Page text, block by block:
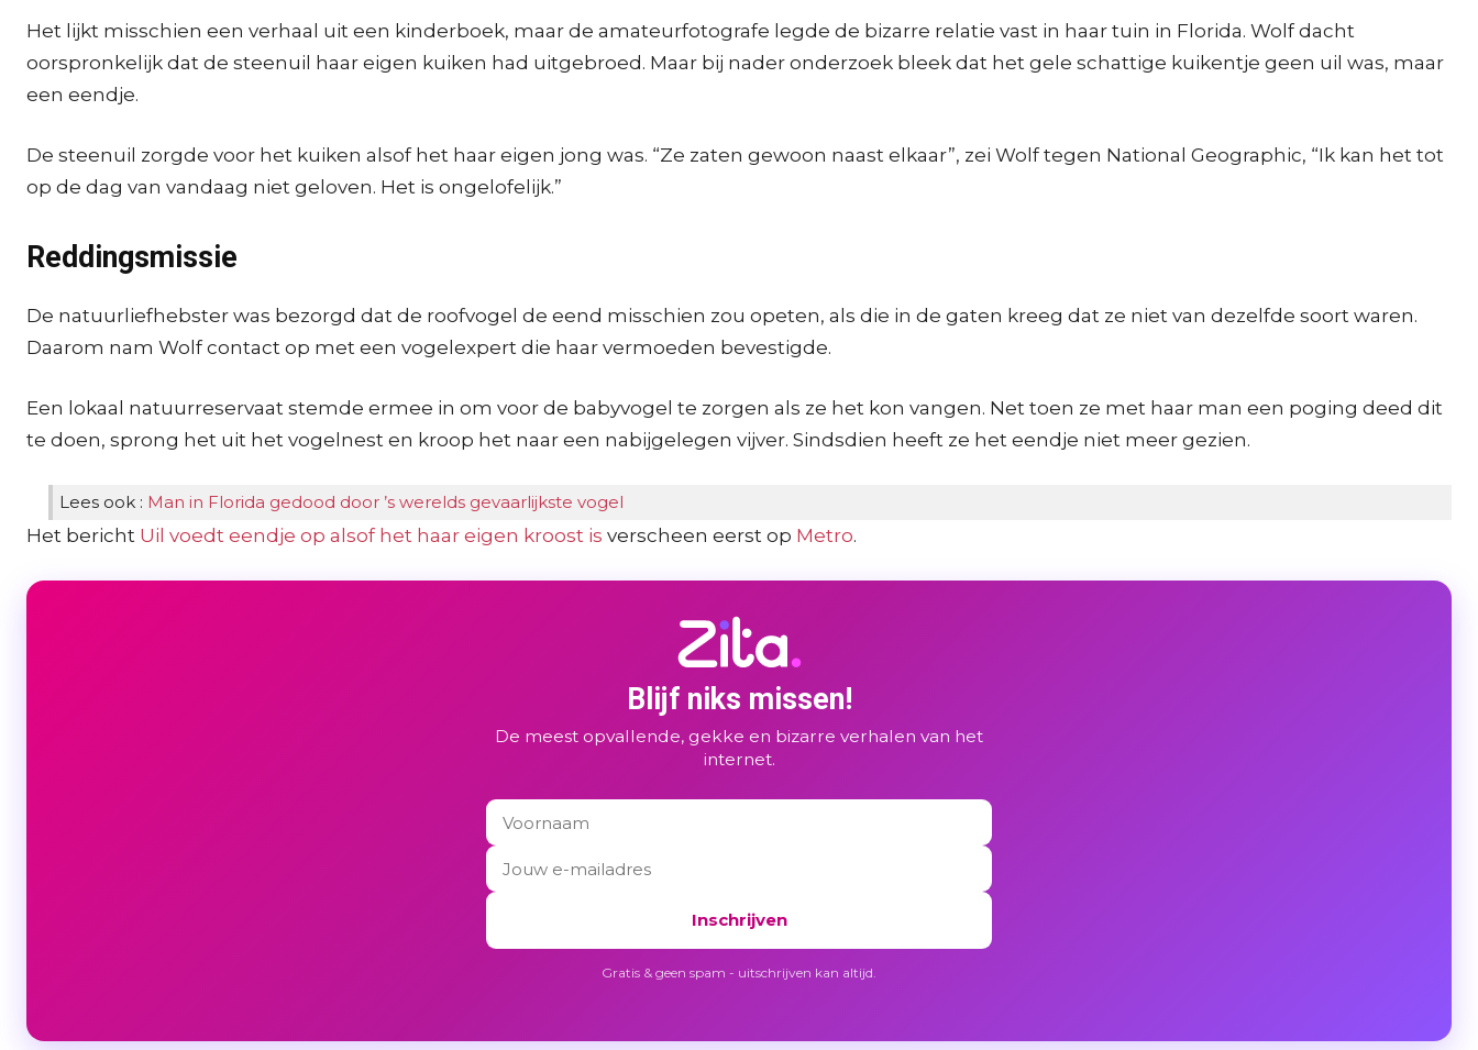
Het lijkt misschien een verhaal uit een kinderboek, maar de amateurfotografe legde de bizarre relatie vast in haar tuin in Florida. Wolf dacht
oorspronkelijk dat de steenuil haar eigen kuiken had uitgebroed. Maar bij nader onderzoek bleek dat het gele schattige kuikentje geen uil was, maar
een eendje.
De steenuil zorgde voor het kuiken alsof het haar eigen jong was. “Ze zaten gewoon naast elkaar”, zei Wolf tegen National Geographic, “Ik kan het tot
op de dag van vandaag niet geloven. Het is ongelofelijk.”
Reddingsmissie
De natuurliefhebster was bezorgd dat de roofvogel de eend misschien zou opeten, als die in de gaten kreeg dat ze niet van dezelfde soort waren.
Daarom nam Wolf contact op met een vogelexpert die haar vermoeden bevestigde.
Een lokaal natuurreservaat stemde ermee in om voor de babyvogel te zorgen als ze het kon vangen. Net toen ze met haar man een poging deed dit
te doen, sprong het uit het vogelnest en kroop het naar een nabijgelegen vijver. Sindsdien heeft ze het eendje niet meer gezien.
Lees ook : Man in Florida gedood door ’s werelds gevaarlijkste vogel
Het bericht Uil voedt eendje op alsof het haar eigen kroost is verscheen eerst op Metro.
Blijf niks missen!
De meest opvallende, gekke en bizarre verhalen van het
internet.
Inschrijven
Gratis & geen spam - uitschrijven kan altijd.